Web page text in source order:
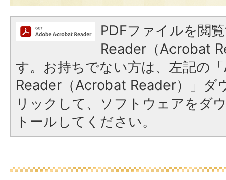
PDFファイルを閲
Reader（Acrobat
す。お持ちでない方は、左記の
Reader（Acrobat Reader）」ダ
リックして、ソフトウェアをダ
トールしてください。